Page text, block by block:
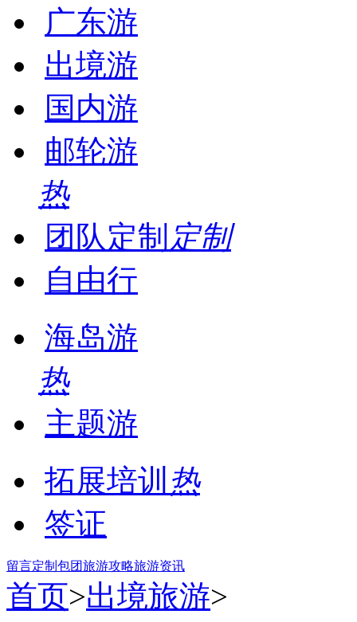
广东游
出境游
国内游
邮轮游
热
团队定制 定制
自由行
海岛游
热
主题游
拓展培训 热
签证
留言定制包团旅游攻略旅游资讯
首页>出境旅游>